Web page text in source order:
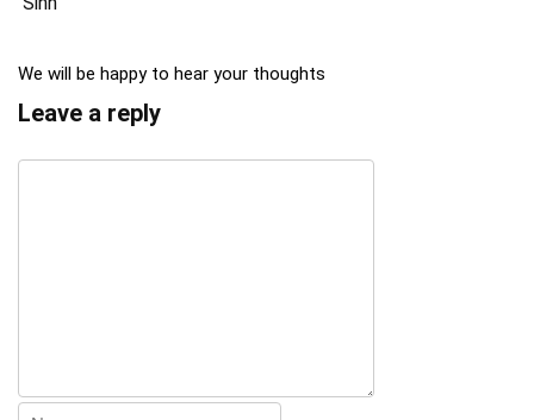
We will be happy to hear your thoughts
Leave a reply